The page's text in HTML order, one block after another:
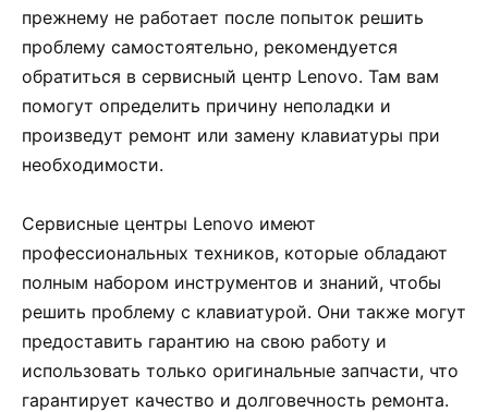
прежнему не работает после попыток решить
проблему самостоятельно, рекомендуется
обратиться в сервисный центр Lenovo. Там вам
помогут определить причину неполадки и
произведут ремонт или замену клавиатуры при
необходимости.
Сервисные центры Lenovo имеют
профессиональных техников, которые обладают
полным набором инструментов и знаний, чтобы
решить проблему с клавиатурой. Они также могут
предоставить гарантию на свою работу и
использовать только оригинальные запчасти, что
гарантирует качество и долговечность ремонта.